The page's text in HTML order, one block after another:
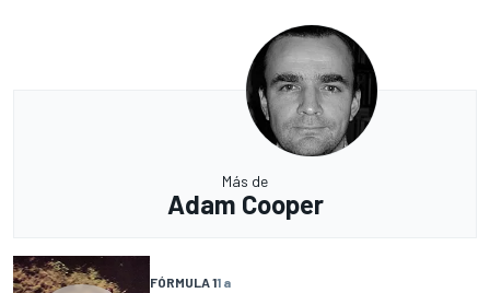
Más de
Adam Cooper
FÓRMULA 11 a